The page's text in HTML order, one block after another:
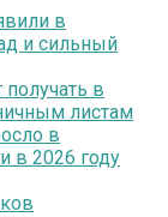
в
и сильный
в
листам
в
в 2026 году